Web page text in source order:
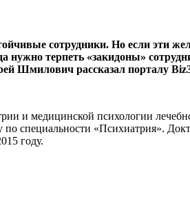
сотрудники. Но если эти
нужно терпеть «закидоны»
Шмилович рассказал порталу
и медицинской психологии
специальности «Психиатрия».
году.